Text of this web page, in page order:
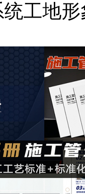
工地